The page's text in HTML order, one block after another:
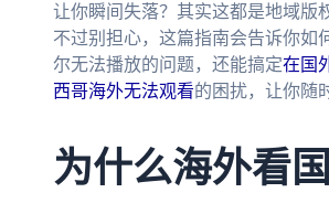
让你瞬间失落？其实这都是地域
不过别担心，这篇指南会告诉你如
尔无法播放的问题，还能搞定在国
西哥海外无法观看的困扰，让你随
为什么海外看